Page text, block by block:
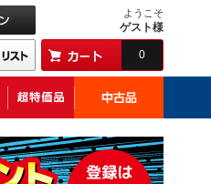
ようこそ
ゲスト様
0